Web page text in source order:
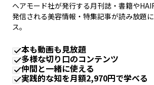
ヘアモード社が発行する月刊誌・書籍や
発信される美容情報・特集記事が読み放題
ス。
本も動画も見放題
多様な切り口のコンテンツ
仲間と一緒に使える
実践的な知を月額2,970円で学べる